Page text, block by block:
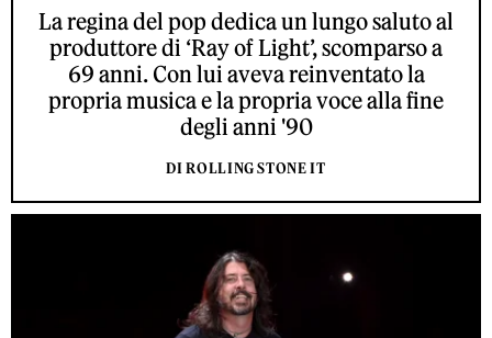
La regina del pop dedica un lungo saluto al
produttore di ‘Ray of Light’, scomparso a
69 anni. Con lui aveva reinventato la
propria musica e la propria voce alla fine
degli anni '90
DI ROLLING STONE IT